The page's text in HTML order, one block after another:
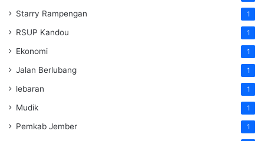
Starry Rampengan 1
RSUP Kandou 1
Ekonomi 1
Jalan Berlubang 1
lebaran 1
Mudik 1
Pemkab Jember 1